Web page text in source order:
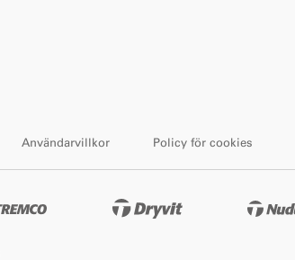
Användarvillkor Policy för cookies